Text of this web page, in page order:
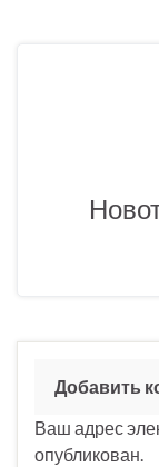
Добавить
Ваш адрес
опубликован.